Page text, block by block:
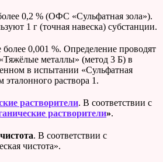
0,2 % (ОФС «Сульфатная зола»).
1 г (точная навеска) субстанции.
более 0,001 %. Определение проводят
металлы» (метод 3 Б) в
в испытании «Сульфатная
эталонного раствора 1.
растворители. В соответствии с
растворители».
. В соответствии с
чистота».